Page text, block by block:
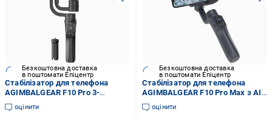
Безкоштовна доставка
в поштомати Епіцентр
Стабілізатор для телефона
AGIMBALGEAR F10 Pro 3-
осьовий ручний стедикам для
смартфона (120321048)
оцінити
Безкоштовна доставка
в поштомати Епіцентр
Стабілізатор для телефона
AGIMBALGEAR F10 Pro Max з AI-
модулем 3-осьовий 360°
(120321520)
оцінити